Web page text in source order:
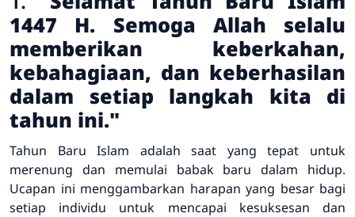
1447 H. Semoga Allah selalu
memberikan keberkahan,
kebahagiaan, dan keberhasilan
dalam setiap langkah kita di
tahun ini."
Tahun Baru Islam adalah saat yang tepat untuk
merenung dan memulai babak baru dalam hidup.
Ucapan ini menggambarkan harapan yang besar bagi
setiap individu untuk mencapai kesuksesan dan